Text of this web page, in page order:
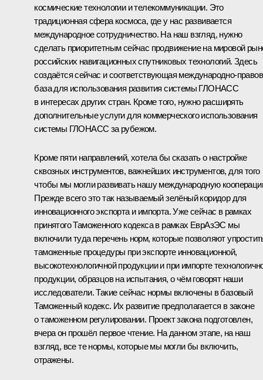
космические технологии и телекоммуникации. Это
традиционная сфера космоса, где у нас развивается
международное сотрудничество. На наш взгляд, нужно
сделать приоритетным сейчас продвижение на мировой
российских навигационных спутниковых технологий. Здесь
создаётся сейчас и соответствующая международно-
база для использования развития системы ГЛОНАСС
в интересах других стран. Кроме того, нужно расширять
дополнительные услуги для коммерческого использования
системы ГЛОНАСС за рубежом.
Кроме пяти направлений, хотела бы сказать о настройке
сквозных инструментов, важнейших инструментов, для того
чтобы мы могли развивать нашу международную
Прежде всего это так называемый зелёный коридор для
инновационного экспорта и импорта. Уже сейчас в рамках
принятого Таможенного кодекса в рамках ЕврАзЭС мы
включили туда перечень норм, которые позволяют
таможенные процедуры при экспорте инновационной,
высокотехнологичной продукции и при импорте
продукции, образцов на испытания, о чём говорят наши
исследователи. Такие сейчас нормы включены в базовый
Таможенный кодекс. Их развитие предполагается в законе
о таможенном регулировании. Проект закона подготовлен,
вчера он прошёл первое чтение. На данном этапе, на наш
взгляд, все те нормы, которые мы могли бы включить,
отражены.